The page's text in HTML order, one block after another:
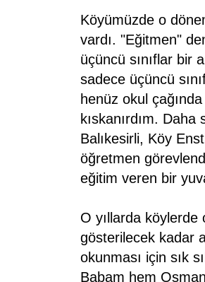
Köyümüzde o
vardı. "Eğitmen"
üçüncü sınıflar bir
sadece üçüncü
henüz okul
kıskanırdım.
Balıkesirli, Köy
öğretmen
eğitim veren bir
O yıllarda köylerde
gösterilecek kadar
okunması için sık
Babam hem